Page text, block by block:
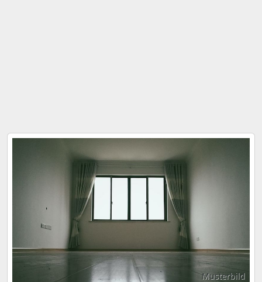
Musterbild